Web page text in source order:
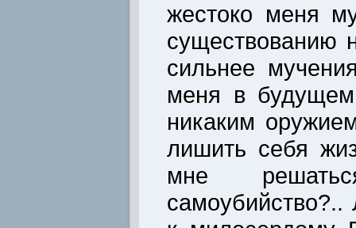
жестоко меня
существованию
сильнее
меня в
никаким
лишить себя
мне